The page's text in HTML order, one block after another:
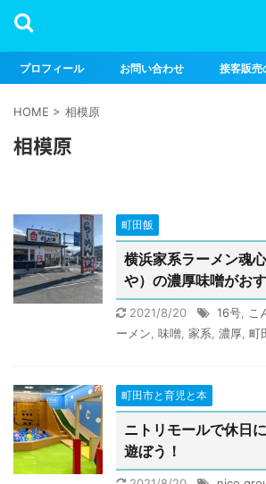
プロフィール お問い合わせ 接客販売
HOME > 相模原
相模原
町田飯
横浜家系ラーメン魂
や）の濃厚味噌がお
2021/8/20 16号 こ
ーメン 味噌 家系 濃厚 町
町田市と育児と本
ニトリモールで休日
遊ぼう！